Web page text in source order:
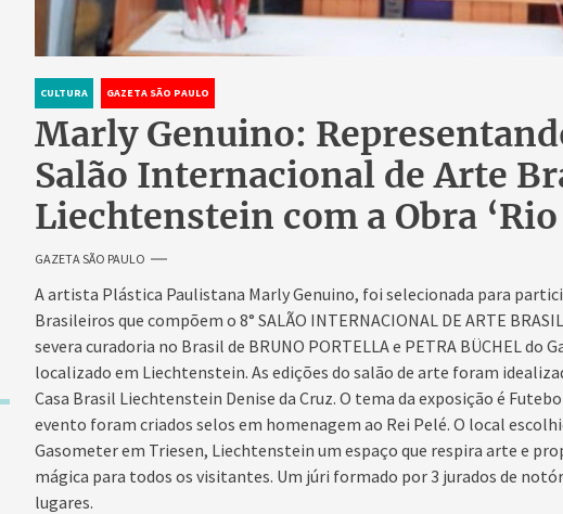
CULTURA GAZETA SÃO PAULO
Marly Genuino:
Salão Internacional de Arte
Liechtenstein com a Obra
GAZETA SÃO PAULO
A artista Plástica Paulistana Marly Genuino, foi selecionada para
Brasileiros que compõem o 8° SALÃO INTERNACIONAL DE ARTE
severa curadoria no Brasil de BRUNO PORTELLA e PETRA BÜCHEL do
localizado em Liechtenstein. As edições do salão de arte foram
Casa Brasil Liechtenstein Denise da Cruz. O tema da exposição é
evento foram criados selos em homenagem ao Rei Pelé. O local
Gasometer em Triesen, Liechtenstein um espaço que respira arte e
mágica para todos os visitantes. Um júri formado por 3 jurados de
lugares.